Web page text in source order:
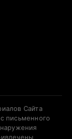
Сайта
письменного